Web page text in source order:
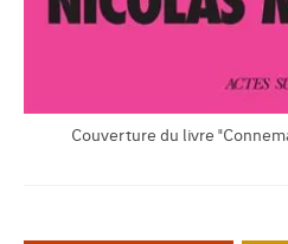
Couverture du livre